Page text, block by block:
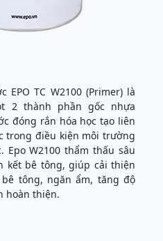
EPO TC W2100 (Primer) là
2 thành phần gốc nhựa
đóng rắn hóa học tạo liên
trong điều kiện môi trường
Epo W2100 thẩm thấu sâu
kết bê tông, giúp cải thiện
tông, ngăn ẩm, tăng độ
hoàn thiện.